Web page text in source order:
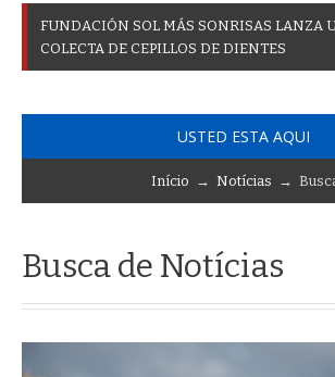
FUNDACIÓN SOL MÁS SONRISAS LANZA
COLECTA DE CEPILLOS DE DIENTES
USTED ESTA AQUI
Início → Notícias →
Busca de Notícias